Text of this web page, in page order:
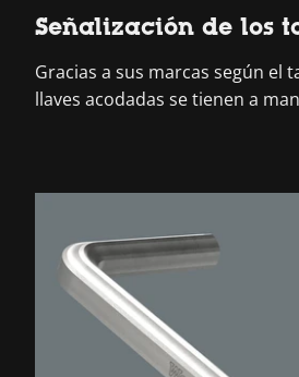
Señalización de los
Gracias a sus marcas según el
llaves acodadas se tienen a